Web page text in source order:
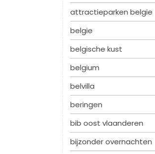
attractieparken belgie
belgie
belgische kust
belgium
belvilla
beringen
bib oost vlaanderen
bijzonder overnachten